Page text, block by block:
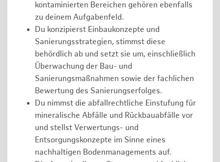
kontaminierten Bereichen gehören ebenfalls
zu deinem Aufgabenfeld.
Du konzipierst Einbaukonzepte und
Sanierungsstrategien, stimmst diese
behördlich ab und setzt sie um, einschließlich
Überwachung der Bau- und
Sanierungsmaßnahmen sowie der fachlichen
Bewertung des Sanierungserfolges.
Du nimmst die abfallrechtliche Einstufung für
mineralische Abfälle und Rückbauabfälle vor
und stellst Verwertungs- und
Entsorgungskonzepte im Sinne eines
nachhaltigen Bodenmanagements auf.